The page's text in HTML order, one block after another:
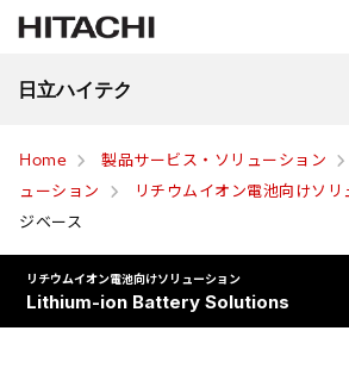
日立ハイテク
Home 製品サービス・ソリューション
ューション
リチウムイオン電池向けソリ
ジベース
リチウムイオン電池向けソリューション
Lithium-ion Battery Solutions